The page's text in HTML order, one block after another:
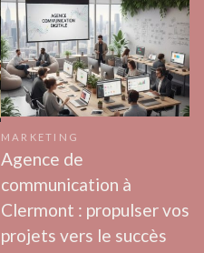
MARKETING
Agence de
communication à
Clermont : propulser vos
projets vers le succès